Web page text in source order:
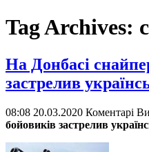
Tag Archives:
На Донбасі
застрелив
08:08 20.03.2020 Коментарі
бойовиків застрелив